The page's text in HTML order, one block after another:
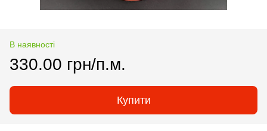
В наявності
330.00 грн/п.м.
Купити